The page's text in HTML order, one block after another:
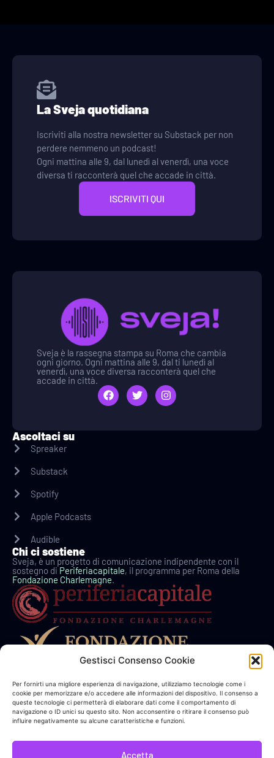
Gestisci Consenso Cookie
Per fornirti una migliore esperienza di navigazione, utilizziamo tecnologie come i
cookie per memorizzare e/o accedere alle informazioni del dispositivo. Il consenso a
queste tecnologie ci permetterà di elaborare dati come il comportamento di
navigazione o ID unici su questo sito. Non acconsentire o ritirare il consenso può
influire negativamente su alcune caratteristiche e funzioni.
Accetta
La Sveja quotidiana
Iscriviti alla nostra newsletter su Substack per non
perdere nemmeno un podcast!
Ogni mattina alle 9, dal lunedì al venerdì, una voce
diversa ti racconterà quel che accade in città.
ISCRIVITI QUI
Sveja è la rassegna stampa su Roma che cambia
ogni giorno. Ogni mattina alle 9, dal ti lunedì al
venerdì, una voce diversa racconterà quel che
accade in città.
Ascoltaci su
Spreaker
Substack
Spotify
Apple Podcasts
Audible
Chi ci sostiene
Sveja, è un progetto di comunicazione indipendente con il
sostegno diPeriferiacapitale, il programma per Roma della
Fondazione Charlemagne.
In collaborazione con